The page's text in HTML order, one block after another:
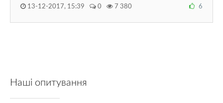
13-12-2017, 15:39 0 7 380 6
Наші опитування